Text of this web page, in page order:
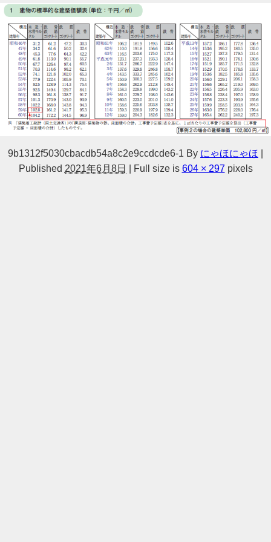
9b1312f5030cbacdb54a8c2e9ccdcde6-1 By にゃほにゃほ
Published 2021年6月8日 Full size is 604 × 297 pixels